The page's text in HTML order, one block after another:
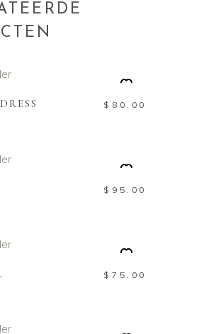
$ 80.00
$ 95.00
$ 75.00